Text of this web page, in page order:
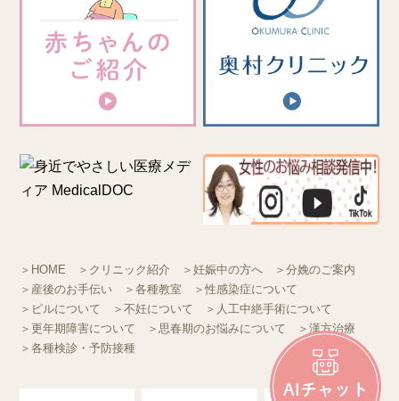
＞HOME ＞クリニック紹介 ＞妊娠中の方へ
＞分娩のご案内
＞産後のお手伝い
＞各種教室
＞性感染症について
＞ピルについて
＞不妊について
＞人工中絶手術について
＞更年期障害について
＞思春期のお悩みについて
＞漢方治療
＞各種検診・予防接種